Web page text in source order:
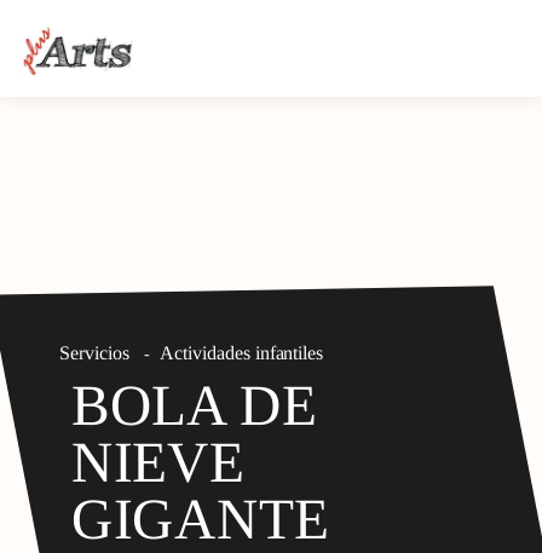
Servicios - Actividades infantiles
BOLA DE
NIEVE
GIGANTE